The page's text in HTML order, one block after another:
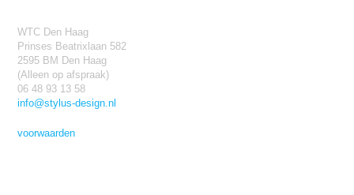
WTC Den Haag
Prinses Beatrixlaan 582
2595 BM Den Haag
(Alleen op afspraak)
06 48 93 13 58
info@stylus-design.nl
voorwaarden